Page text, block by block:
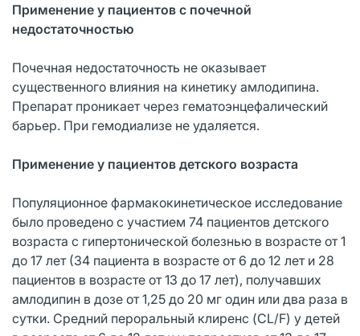
Применение у пациентов с почечной
недостаточностью
Почечная недостаточность не оказывает
существенного влияния на кинетику амлодипина.
Препарат проникает через гематоэнцефалический
барьер. При гемодиализе не удаляется.
Применение у пациентов детского возраста
Популяционное фармакокинетическое исследование
было проведено с участием 74 пациентов детского
возраста с гипертонической болезнью в возрасте от 1
до 17 лет (34 пациента в возрасте от 6 до 12 лет и 28
пациентов в возрасте от 13 до 17 лет), получавших
амлодипин в дозе от 1,25 до 20 мг один или два раза в
сутки. Средний пероральный клиренс (CL/F) у детей